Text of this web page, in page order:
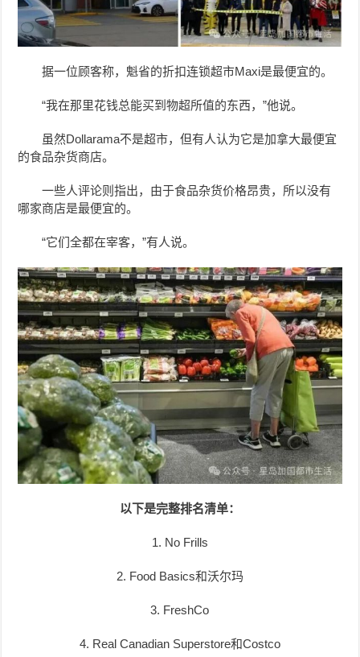
据一位顾客称，魁省的折扣连锁超市Maxi是最便宜的。
“我在那里花钱总能买到物超所值的东西，”他说。
虽然Dollarama不是超市，但有人认为它是加拿大最便宜
的食品杂货商店。
一些人评论则指出，由于食品杂货价格昂贵，所以没有
哪家商店是最便宜的。
“它们全都在宰客，”有人说。
以下是完整排名清单：
1. No Frills
2. Food Basics和沃尔玛
3. FreshCo
4. Real Canadian Superstore和Costco